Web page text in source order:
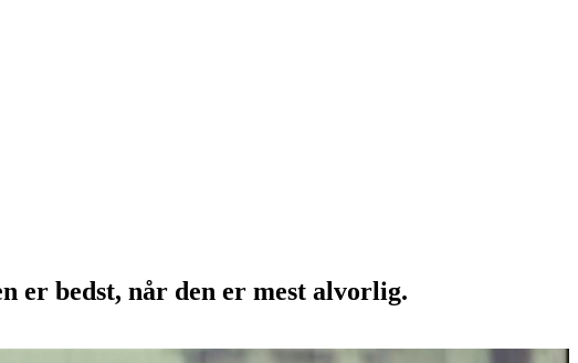
er bedst, når den er mest alvorlig.